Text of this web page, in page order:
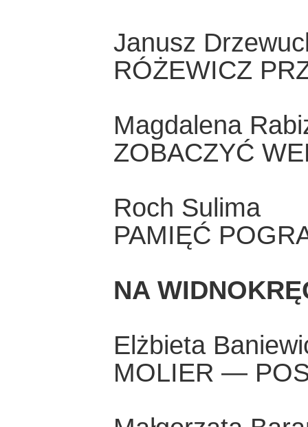
Janusz
RÓŻEWICZ
Magdalena
ZOBACZYĆ
Roch Sulima
PAMIĘĆ
NA
Elżbieta
MOLIER —